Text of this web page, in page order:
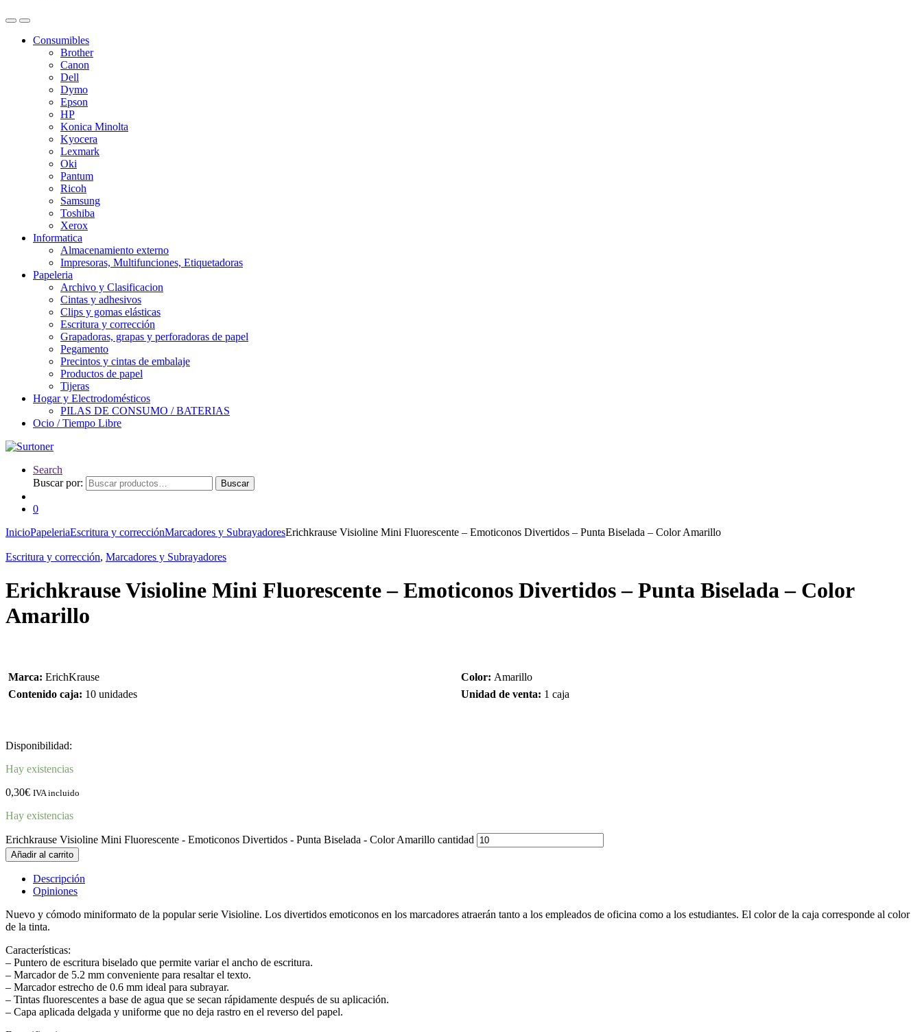
Consumibles
Brother
Canon
Dell
Dymo
Epson
HP
Konica Minolta
Kyocera
Lexmark
Oki
Pantum
Ricoh
Samsung
Toshiba
Xerox
Informatica
Almacenamiento externo
Impresoras, Multifunciones, Etiquetadoras
Papeleria
Archivo y Clasificacion
Cintas y adhesivos
Clips y gomas elásticas
Escritura y corrección
Grapadoras, grapas y perforadoras de papel
Pegamento
Precintos y cintas de embalaje
Productos de papel
Tijeras
Hogar y Electrodomésticos
PILAS DE CONSUMO / BATERIAS
Ocio / Tiempo Libre
Search
Buscar por:
Buscar
0
InicioPapeleriaEscritura y correcciónMarcadores y SubrayadoresErichkrause Visioline Mini Fluorescente – Emoticonos Divertidos – Punta Biselada – Color Amarillo
Escritura y corrección, Marcadores y Subrayadores
Erichkrause Visioline Mini Fluorescente – Emoticonos Divertidos – Punta Biselada – Color
Amarillo
Marca: ErichKrause Color: Amarillo
Contenido caja: 10 unidades Unidad de venta: 1 caja
Disponibilidad:
Hay existencias
0,30€ IVA incluido
Hay existencias
Erichkrause Visioline Mini Fluorescente - Emoticonos Divertidos - Punta Biselada - Color Amarillo cantidad
Añadir al carrito
Descripción
Opiniones
Nuevo y cómodo miniformato de la popular serie Visioline. Los divertidos emoticonos en los marcadores atraerán tanto a los empleados de oficina como a los estudiantes. El color de la caja corresponde al color
de la tinta.
Características:
– Puntero de escritura biselado que permite variar el ancho de escritura.
– Marcador de 5.2 mm conveniente para resaltar el texto.
– Marcador estrecho de 0.6 mm ideal para subrayar.
– Tintas fluorescentes a base de agua que se secan rápidamente después de su aplicación.
– Capa aplicada delgada y uniforme que no deja rastro en el reverso del papel.